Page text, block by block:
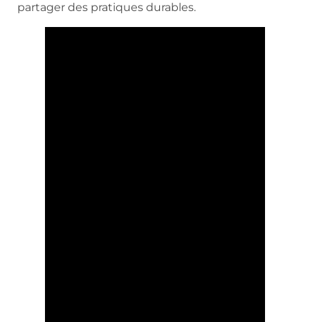
partager des pratiques durables.